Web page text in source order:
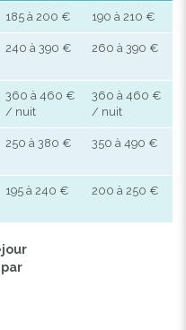
185 à 200 € 190 à 210 €
240 à 390 € 260 à 390 €
360 à 460 €
/ nuit
360 à 460 €
/ nuit
250 à 380 € 350 à 490 €
195 à 240 € 200 à 250 €